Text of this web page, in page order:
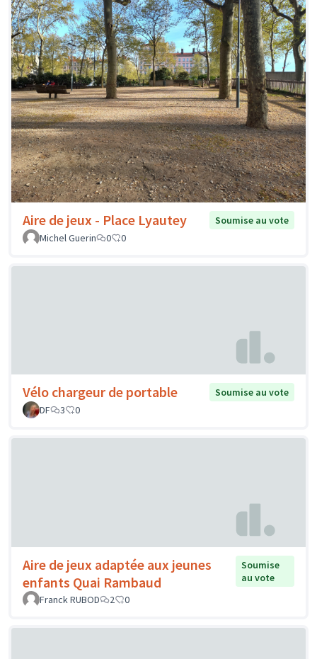
Aire de jeux - Place Lyautey
Soumise au vote
Michel Guerin
0 0
Vélo chargeur de portable
Soumise au vote
DF
3 0
Aire de jeux adaptée aux jeunes
enfants Quai Rambaud
Soumise
au vote
Franck RUBOD
2 0